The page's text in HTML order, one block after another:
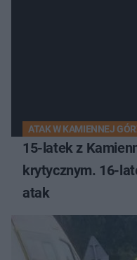
ATAK W KAMIENNEJ
15-latek z
krytycznym. 16-
atak